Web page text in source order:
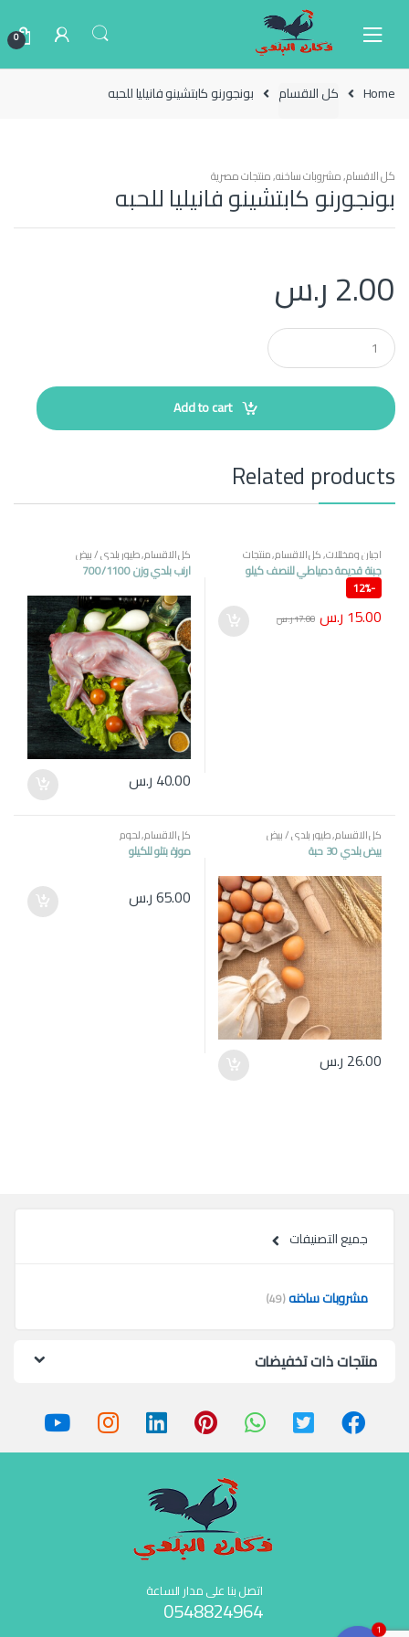
0
Home كل الاقسام بونجورنو كابتشينو فانيليا للحبه
كل الاقسام,مشروبات ساخنه,منتجات مصرية
بونجورنو كابتشينو فانيليا للحبه
2.00ر.س
Q
u
a
t
i
Add to cart
Related products
اجبان ومخللات,كل الاقسام,منتجات
مصرية
جبنة قديمة دمياطي للنصف كيلو
-
12%
15.00 ر.س 17.00ر.س
كل الاقسام,طيور بلدي / بيض
ارنب بلدي وزن 700/1100
40.00 ر.س
كل الاقسام,طيور بلدي / بيض
بيض بلدي 30 حبة
26.00 ر.س
كل الاقسام,لحوم
موزة بتلو للكيلو
65.00ر.س
جميع التصنيفات
مشروبات ساخنه(49)
منتجات ذات تخفيضات
اتصل بنا على مدار الساعة
0548824964
1